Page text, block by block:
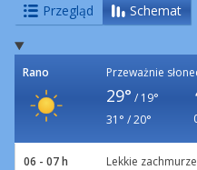
Przegląd Schemat
Rano Przeważnie
29° / 19°
31° / 20°
06 - 07 h Lekkie